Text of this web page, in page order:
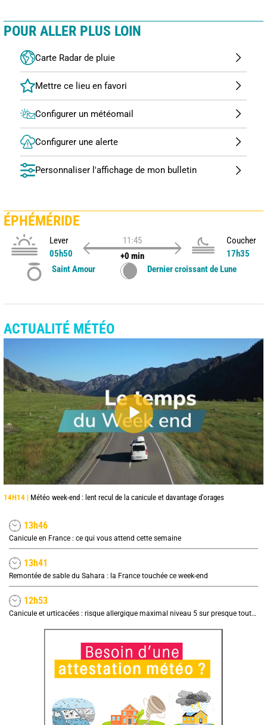
POUR ALLER PLUS LOIN
Carte Radar de pluie
Configurer un météomail
Configurer une alerte
Personnaliser l'affichage de mon bulletin
ÉPHÉMÉRIDE
Lever
05h50
11:45
+0 min
Coucher
17h35
Saint Amour
Dernier croissant de Lune
ACTUALITÉ MÉTÉO
14H14 | Météo week-end : lent recul de la canicule et davantage d'orages
13h46
Canicule en France : ce qui vous attend cette semaine
13h41
Remontée de sable du Sahara : la France touchée ce week-end
12h53
Canicule et urticacées : risque allergique maximal niveau 5 sur presque toute la France lundi